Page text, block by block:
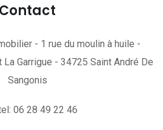
Contact
- 1 rue du moulin à huile -
Garrigue - 34725 Saint André De
Sangonis
06 28 49 22 46